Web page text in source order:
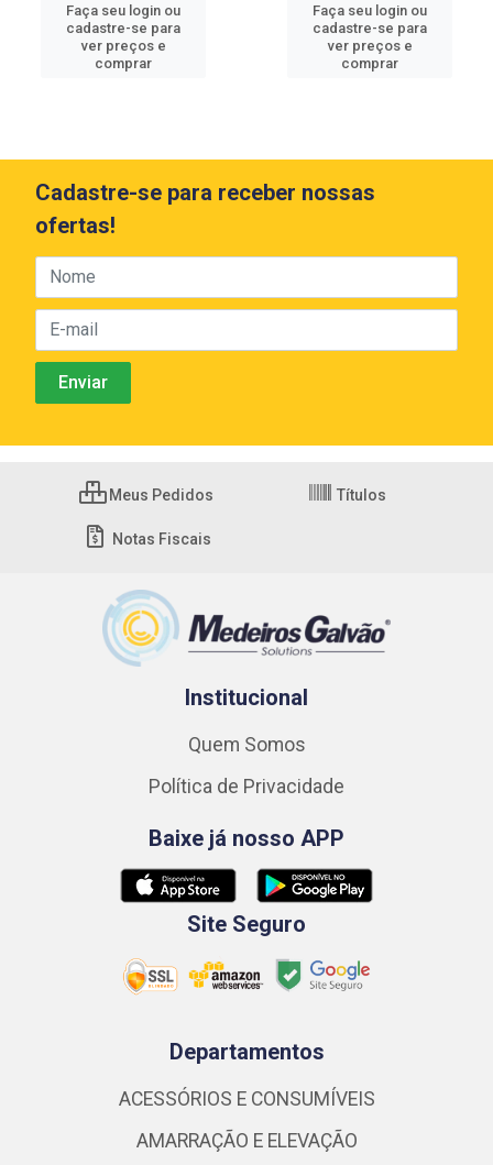
Faça seu login ou
cadastre-se para
ver preços e
comprar
Faça seu login ou
cadastre-se para
ver preços e
comprar
Cadastre-se para receber nossas
ofertas!
Meus Pedidos Títulos
Notas Fiscais
Institucional
Quem Somos
Política de Privacidade
Baixe já nosso APP
Site Seguro
Departamentos
ACESSÓRIOS E CONSUMÍVEIS
AMARRAÇÃO E ELEVAÇÃO